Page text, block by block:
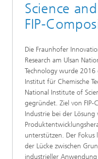
Science
FIP-
Die Fraunhofer
Research am Ulsan
Technology wurde
Institut für Chemische
National Institute of
gegründet. Ziel von FIP-
Industrie bei der Lösung
unterstützen. Der
der Lücke zwischen
industrieller